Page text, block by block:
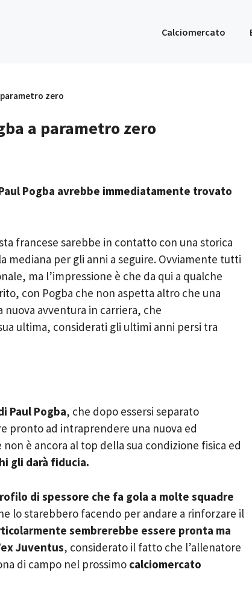
Calciomercato
zero
a parametro zero
Pogba avrebbe immediatamente trovato
francese sarebbe in contatto con una storica
mediana per gli anni a seguire. Ovviamente tutti
ma l’impressione è che da qui a qualche
con Pogba che non aspetta altro che una
avventura in carriera, che
ultima, considerati gli ultimi anni persi tra
Paul Pogba, che dopo essersi separato
pronto ad intraprendere una nuova ed
è ancora al top della sua condizione fisica ed
gli darà fiducia.
di spessore che fa gola a molte squadre
lo starebbero facendo per andare a rinforzare il
sembrerebbe essere pronta ma
Juventus, considerato il fatto che l’allenatore
di campo nel prossimo calciomercato